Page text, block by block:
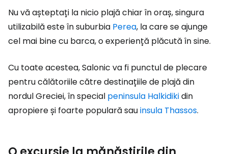
Nu vă așteptați la nicio plajă chiar în oraș, singura
utilizabilă este în suburbia Perea, la care se ajunge
cel mai bine cu barca, o experiență plăcută în sine.
Cu toate acestea, Salonic va fi punctul de plecare
pentru călătoriile către destinațiile de plajă din
nordul Greciei, în special peninsula Halkidikidin
apropiere și foarte populară sauinsula Thassos.